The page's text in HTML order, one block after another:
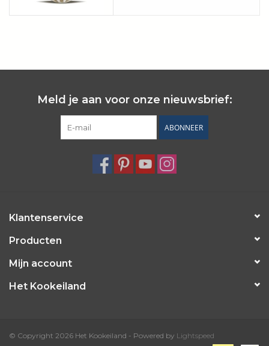
Wie zijn wij?Meld je aan voor onze nieuwsbrief:
ABONNEER
Klantenservice
Producten
Mijn account
Het Kookeiland
© Copyright 2026 Het Kookeiland - Powered by Lightspeed